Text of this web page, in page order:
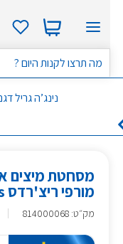
נינג’ה גריל דגם AG653
מורפי ריצ'רדס Morphy Richards
מק״ט:
814000068